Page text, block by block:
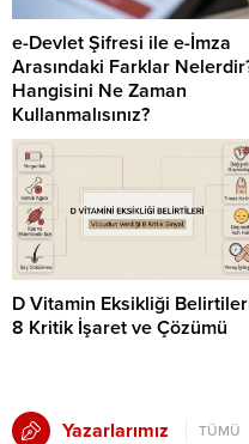
e-Devlet Şifresi ile e-İmza
Arasındaki Farklar
Hangisini Ne Zaman
Kullanmalısınız?
D Vitamin Eksikliği
8 Kritik İşaret ve Çözümü
Yazarlarımız TÜMÜ